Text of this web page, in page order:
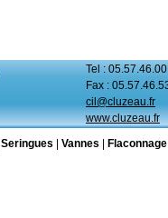
Tel :
Fax :
cil@cluzeau.fr
www.cluzeau.fr
Seringues Vannes Flaconnage